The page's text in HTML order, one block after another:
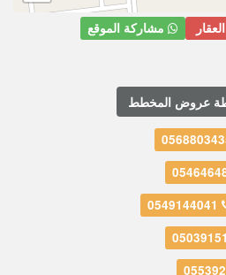
مشاركة الموقع
عروض المخطط